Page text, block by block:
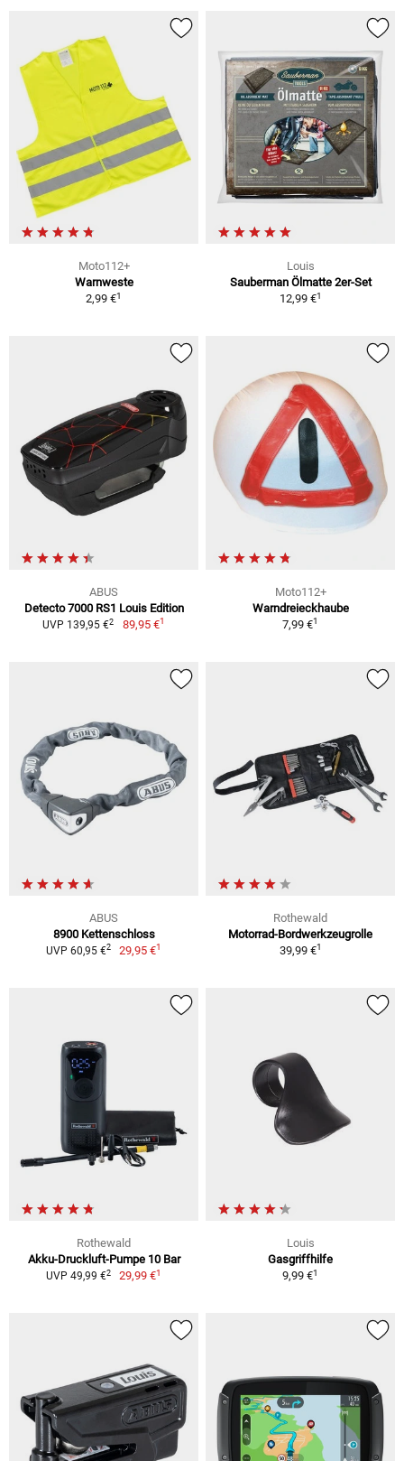
Moto112+
Warnweste
2,99 €1
Louis
Sauberman Ölmatte 2er-Set
12,99 €1
ABUS
Detecto 7000 RS1 Louis Edition
UVP 139,95 €2 89,95 €1
Moto112+
Warndreieckhaube
7,99 €1
ABUS
8900 Kettenschloss
UVP 60,95 €2 29,95 €1
Rothewald
Motorrad-Bordwerkzeugrolle
39,99 €1
Rothewald
Akku-Druckluft-Pumpe 10 Bar
UVP 49,99 €2 29,99 €1
Louis
Gasgriffhilfe
9,99 €1